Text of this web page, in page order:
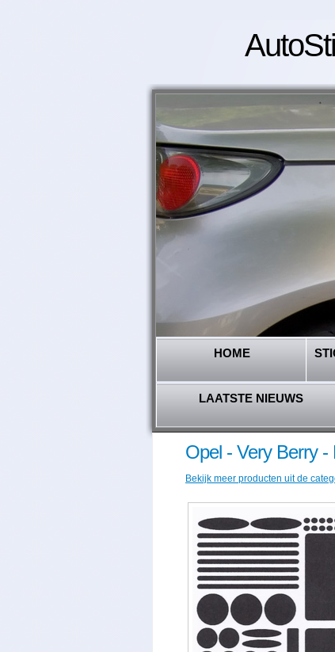
HOME
LAATSTE NIEUWS
Opel - Very Berry
Bekijk meer producten uit de